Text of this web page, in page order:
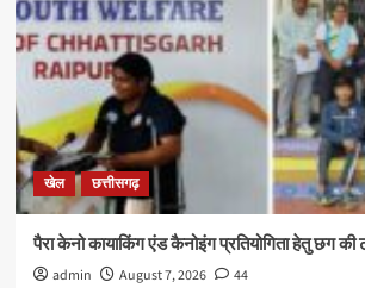
खेल छत्तीसगढ़
पैरा केनो कायाकिंग एंड कैनोइंग प्रतियोगिता हेतु छग की
admin August 7, 2026 44